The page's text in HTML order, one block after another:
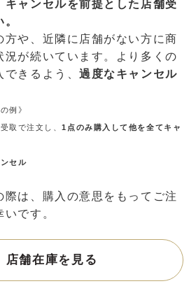
キャンセルを前提とした店舗受
方や、近隣に店舗がない方に商
況が続いています。より多くの
できるよう、過度なキャンセル
例》
取で注文し、1点のみ購入して他を全てキャ
セル
際は、購入の意思をもってご注
です。
店舗在庫を見る